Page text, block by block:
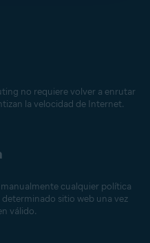
no requiere volver a enrutar
la velocidad de Internet.
cualquier política
sitio web una vez
válido.